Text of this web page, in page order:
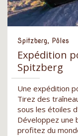
Spitzberg, Pôles
Expédition
Spitzberg
Une expédition
Tirez des
sous les étoiles
Développez une
profitez du